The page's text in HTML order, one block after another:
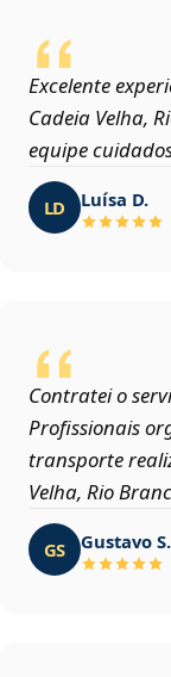
Excelente
Cadeia Velha,
equipe
LD Luísa D.
Contratei o
Profissionais
transporte
Velha, Rio
GS Gustavo S.